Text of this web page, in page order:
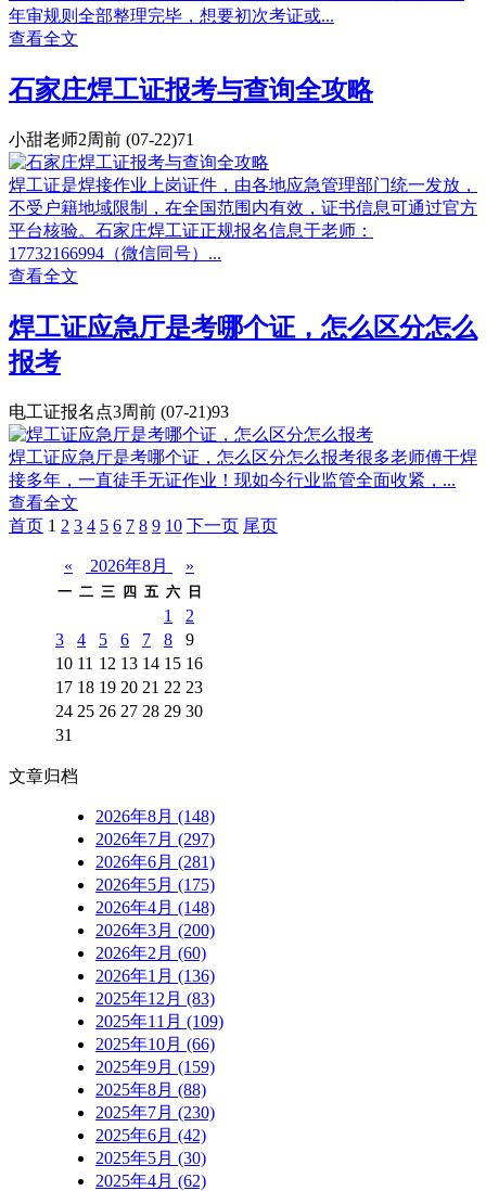
年审规则全部整理完毕，想要初次考证或...
查看全文
石家庄焊工证报考与查询全攻略
小甜老师2周前 (07-22)71
焊工证是焊接作业上岗证件，由各地应急管理部门统一发放，
不受户籍地域限制，在全国范围内有效，证书信息可通过官方
平台核验。石家庄焊工证正规报名信息于老师：
17732166994（微信同号）...
查看全文
焊工证应急厅是考哪个证，怎么区分怎么
报考
电工证报名点3周前 (07-21)93
焊工证应急厅是考哪个证，怎么区分怎么报考很多老师傅干焊
接多年，一直徒手无证作业！现如今行业监管全面收紧，...
查看全文
首页️ 1 2 3 4 5 6 7 8 9 10 下一页 尾页
« 2026年8月 »
一 二 三 四 五 六 日
1
2
3
4 5 6 7 8
9
10 11 12 13 14 15 16
17 18 19 20 21 22 23
24 25 26 27 28 29 30
31
文章归档
2026年8月 (148)
2026年7月 (297)
2026年6月 (281)
2026年5月 (175)
2026年4月 (148)
2026年3月 (200)
2026年2月 (60)
2026年1月 (136)
2025年12月 (83)
2025年11月 (109)
2025年10月 (66)
2025年9月 (159)
2025年8月 (88)
2025年7月 (230)
2025年6月 (42)
2025年5月 (30)
2025年4月 (62)